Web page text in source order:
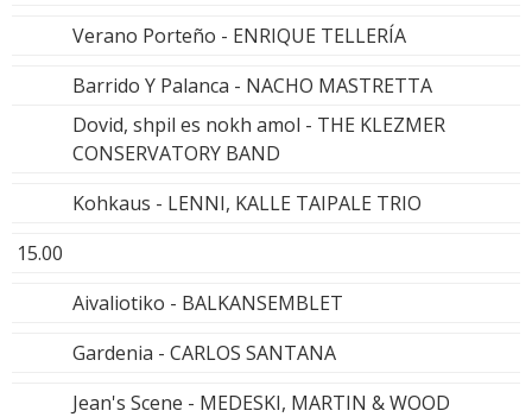
Verano Porteño - ENRIQUE TELLERÍA
Barrido Y Palanca - NACHO MASTRETTA
Dovid, shpil es nokh amol - THE KLEZMER
CONSERVATORY BAND
Kohkaus - LENNI, KALLE TAIPALE TRIO
15.00
Aivaliotiko - BALKANSEMBLET
Gardenia - CARLOS SANTANA
Jean's Scene - MEDESKI, MARTIN & WOOD